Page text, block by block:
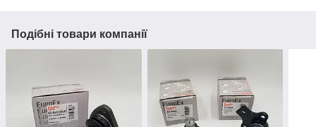
Подібні товари компанії